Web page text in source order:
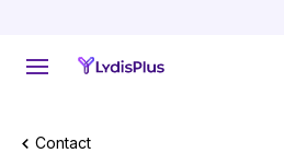
Contact